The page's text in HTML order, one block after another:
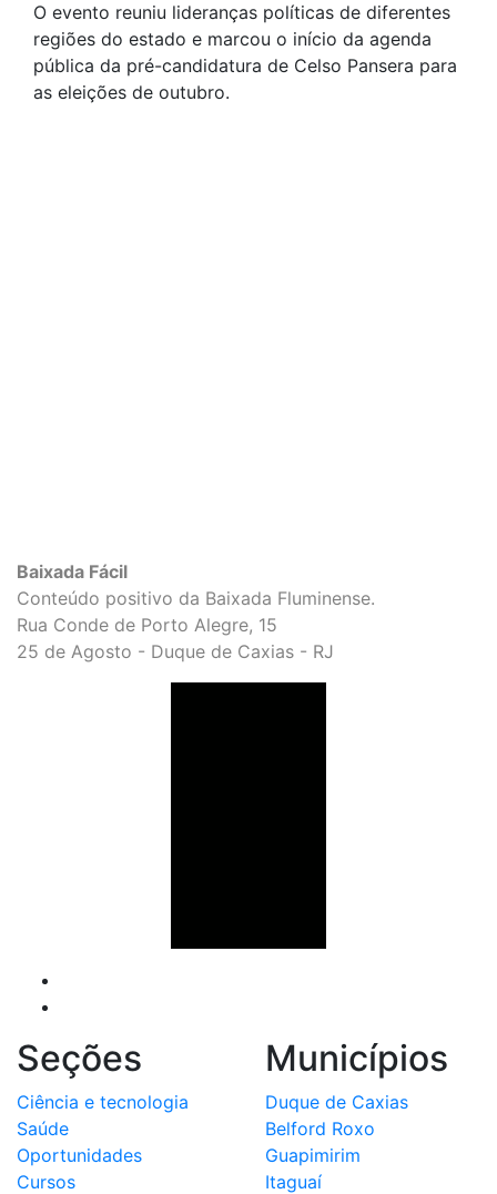
O evento reuniu lideranças políticas de diferentes
regiões do estado e marcou o início da agenda
pública da pré-candidatura de Celso Pansera para
as eleições de outubro.
Baixada Fácil
Conteúdo positivo da Baixada Fluminense.
Rua Conde de Porto Alegre, 15
25 de Agosto - Duque de Caxias - RJ
Seções
Ciência e tecnologia
Saúde
Oportunidades
Cursos
Municípios
Duque de Caxias
Belford Roxo
Guapimirim
Itaguaí